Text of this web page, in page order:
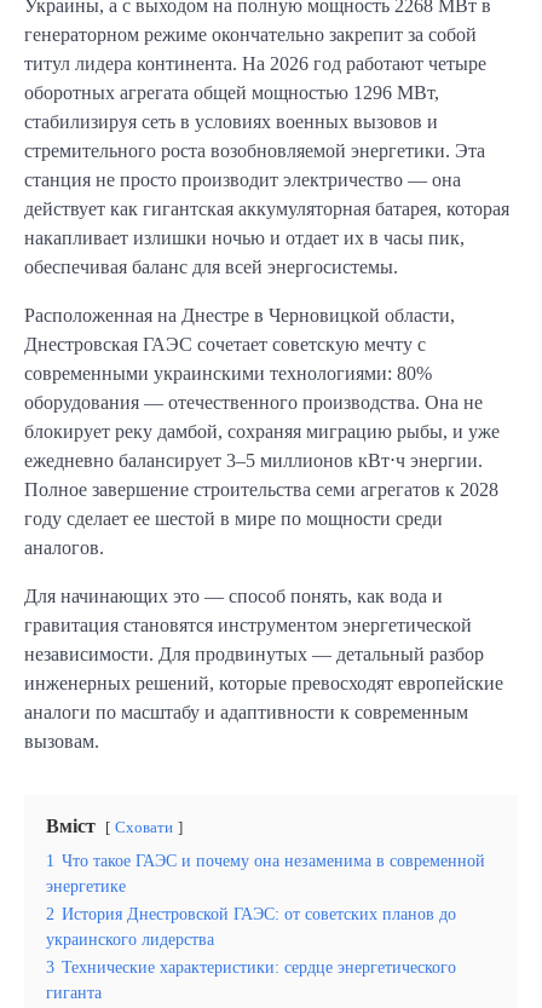
Украины, а с выходом на полную мощность 2268 МВт в
генераторном режиме окончательно закрепит за собой
титул лидера континента. На 2026 год работают четыре
оборотных агрегата общей мощностью 1296 МВт,
стабилизируя сеть в условиях военных вызовов и
стремительного роста возобновляемой энергетики. Эта
станция не просто производит электричество — она
действует как гигантская аккумуляторная батарея, которая
накапливает излишки ночью и отдает их в часы пик,
обеспечивая баланс для всей энергосистемы.
Расположенная на Днестре в Черновицкой области,
Днестровская ГАЭС сочетает советскую мечту с
современными украинскими технологиями: 80%
оборудования — отечественного производства. Она не
блокирует реку дамбой, сохраняя миграцию рыбы, и уже
ежедневно балансирует 3–5 миллионов кВт⋅ч энергии.
Полное завершение строительства семи агрегатов к 2028
году сделает ее шестой в мире по мощности среди
аналогов.
Для начинающих это — способ понять, как вода и
гравитация становятся инструментом энергетической
независимости. Для продвинутых — детальный разбор
инженерных решений, которые превосходят европейские
аналоги по масштабу и адаптивности к современным
вызовам.
Вміст Сховати
1 Что такое ГАЭС и почему она незаменима в современной
энергетике
2 История Днестровской ГАЭС: от советских планов до
украинского лидерства
3 Технические характеристики: сердце энергетического
гиганта